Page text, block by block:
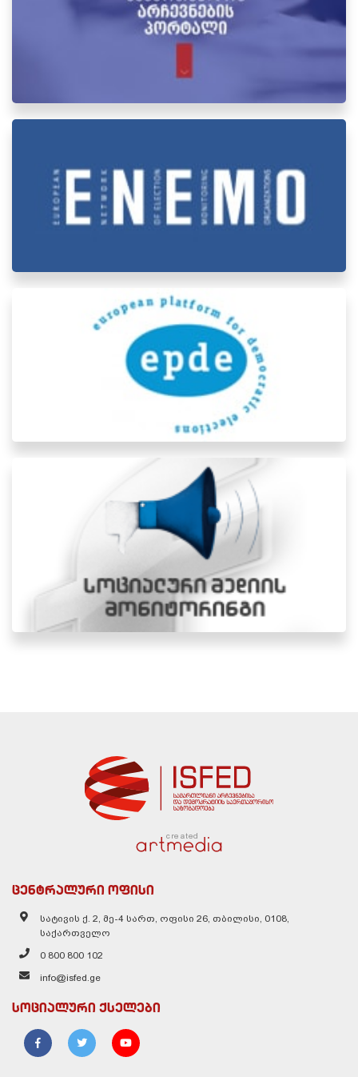
created
ცენტრალური ოფისი
სატივის ქ. 2, მე-4 სართ, ოფისი 26, თბილისი, 0108,
საქართველო
0 800 800 102
info@isfed.ge
სოციალური ქსელები